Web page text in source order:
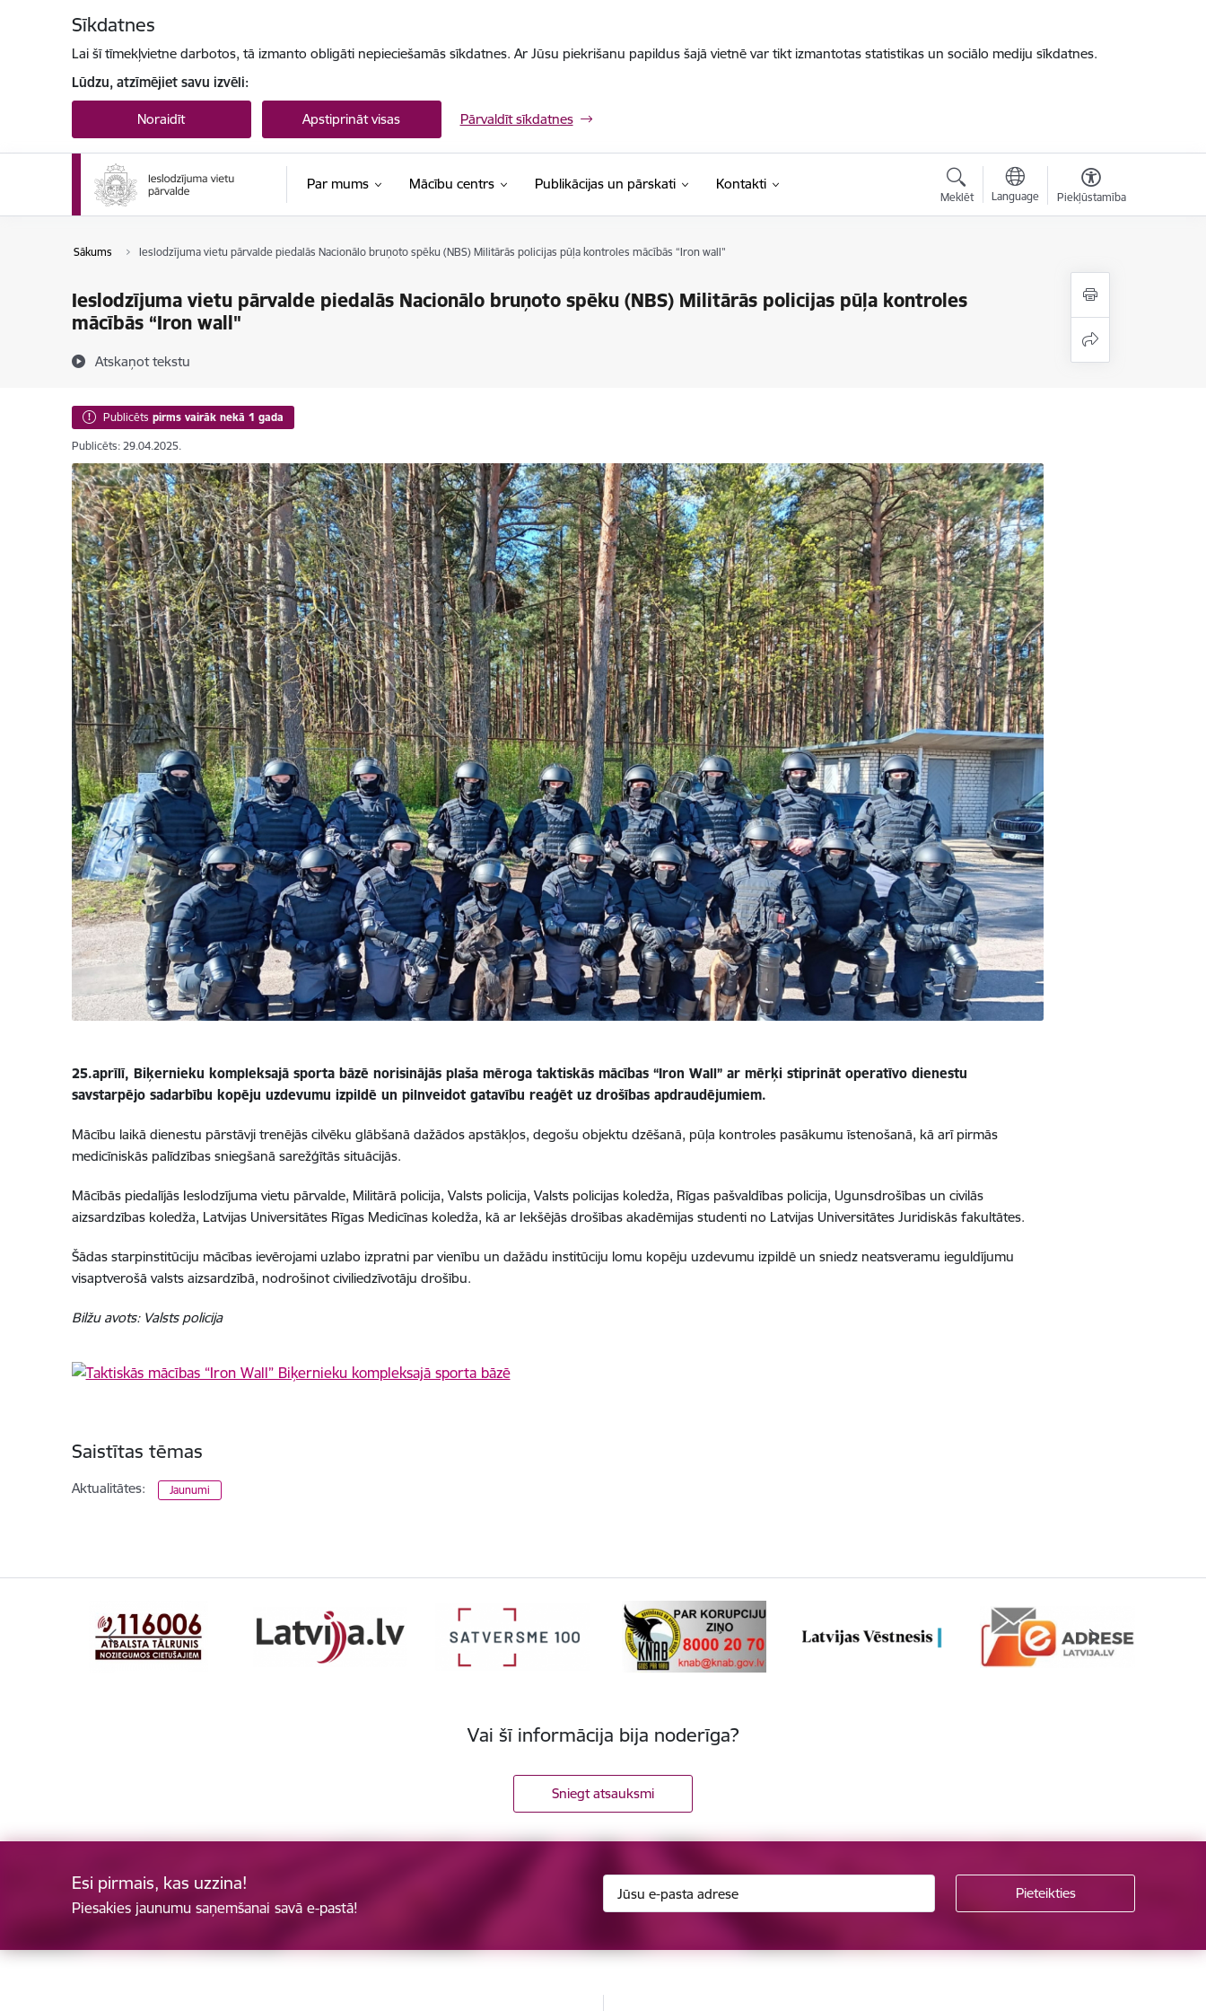
Sīkdatnes
Lai šī tīmekļvietne darbotos, tā izmanto obligāti nepieciešamās sīkdatnes. Ar Jūsu piekrišanu papildus šajā vietnē var tikt izmantotas statistikas un sociālo mediju sīkdatnes.
Lūdzu, atzīmējiet savu izvēli:
Noraidīt Apstiprināt visas Pārvaldīt sīkdatnes
Par mums Mācību centrs Publikācijas un pārskati Kontakti
Meklēt Language Piekļūstamība
Sākums Ieslodzījuma vietu pārvalde piedalās Nacionālo bruņoto spēku (NBS) Militārās policijas pūļa kontroles mācībās “Iron wall"
Ieslodzījuma vietu pārvalde piedalās Nacionālo bruņoto spēku (NBS) Militārās policijas pūļa kontroles
mācībās “Iron wall"
Atskaņot tekstu
Publicēts pirms vairāk nekā 1 gada
Publicēts: 29.04.2025.
25.aprīlī, Biķernieku kompleksajā sporta bāzē norisinājās plaša mēroga taktiskās mācības “Iron Wall”ar mērķi stiprināt operatīvo dienestu
savstarpējo sadarbību kopēju uzdevumu izpildēun pilnveidot gatavību reaģēt uz drošības apdraudējumiem.
Mācību laikā dienestu pārstāvji trenējās cilvēku glābšanā dažādos apstākļos, degošu objektu dzēšanā, pūļa kontroles pasākumu īstenošanā, kā arī pirmās
medicīniskās palīdzības sniegšanā sarežģītās situācijās.
Mācībās piedalījās Ieslodzījuma vietu pārvalde, Militārā policija, Valsts policija, Valsts policijas koledža, Rīgas pašvaldības policija, Ugunsdrošības un civilās
aizsardzības koledža, Latvijas Universitātes Rīgas Medicīnas koledža, kā ar Iekšējās drošības akadēmijas studenti no Latvijas Universitātes Juridiskās fakultātes.
Šādas starpinstitūciju mācības ievērojami uzlabo izpratni par vienību un dažādu institūciju lomu kopēju uzdevumu izpildē un sniedz neatsveramu ieguldījumu
visaptverošā valsts aizsardzībā, nodrošinot civiliedzīvotāju drošību.
Bilžu avots: Valsts policija
Saistītas tēmas
Aktualitātes: Jaunumi
Vai šī informācija bija noderīga?
Sniegt atsauksmi
Esi pirmais, kas uzzina!
Piesakies jaunumu saņemšanai savā e-pastā!